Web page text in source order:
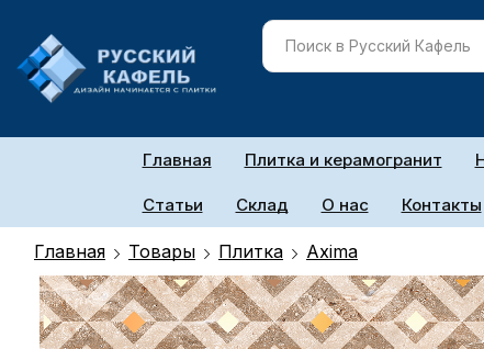
Главная Плитка и керамогранит
Статьи Склад О нас Контакты
Главная Товары Плитка Axima